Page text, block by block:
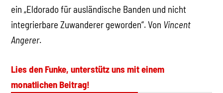
ein „Eldorado für ausländische Banden und nicht
integrierbare Zuwanderer geworden“. Von Vincent
Angerer.
Lies den Funke, unterstütz uns mit einem
monatlichen Beitrag!